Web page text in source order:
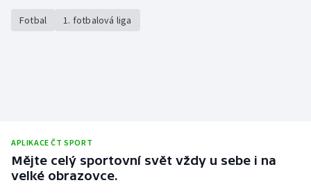
Fotbal 1. fotbalová liga
APLIKACE ČT SPORT
Mějte celý sportovní svět vždy u sebe i na
velké obrazovce.